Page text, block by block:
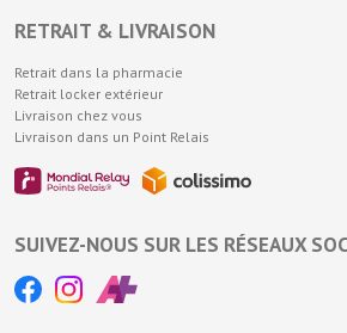
RETRAIT & LIVRAISON
Retrait dans la pharmacie
Retrait locker extérieur
Livraison chez vous
Livraison dans un Point Relais
SUIVEZ-NOUS SUR LES RÉSEAUX